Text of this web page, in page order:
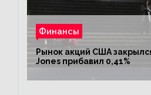
Финансы
Рынок акций США
Jones прибавил 0,41%